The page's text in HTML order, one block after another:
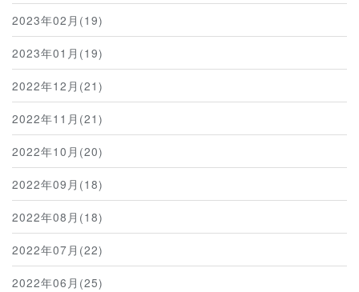
2023年02月(19)
2023年01月(19)
2022年12月(21)
2022年11月(21)
2022年10月(20)
2022年09月(18)
2022年08月(18)
2022年07月(22)
2022年06月(25)